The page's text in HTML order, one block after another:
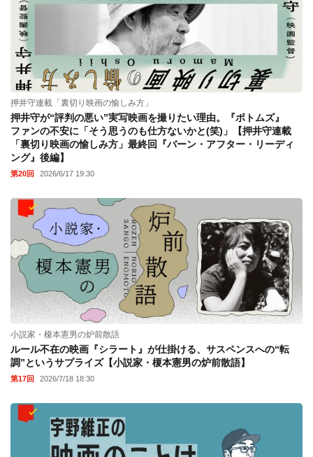
押井守連載「裏切り映画の愉しみ方」
押井守が“評判の悪い”実写映画を撮りたい理由。『ボトムズ』
ファンの不安に「そう思うのも仕方ないかと(笑)」【押井守連載
「裏切り映画の愉しみ方」最終回『バーン・アフター・リーディ
ング』後編】
第20回 2026/6/17 19:30
小説家・榎本憲男の炉前散語
ルール不在の映画『シラート』が仕掛ける、サスペンスへの“転
調”というサプライズ【小説家・榎本憲男の炉前散語】
第17回 2026/7/18 18:30